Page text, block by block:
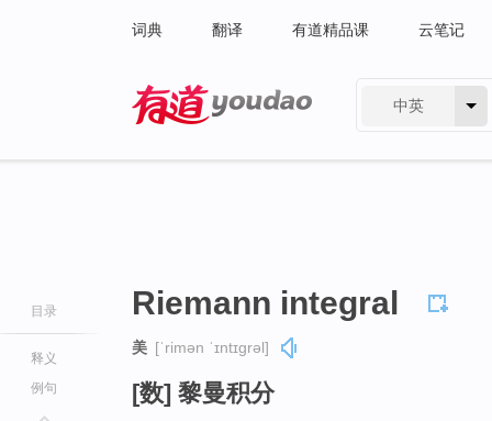
词典 翻译 有道精品课 云笔记
中英
目录
释义
例句
Riemann integral
美 [ˈrimən ˈɪntɪɡrəl]
[数] 黎曼积分